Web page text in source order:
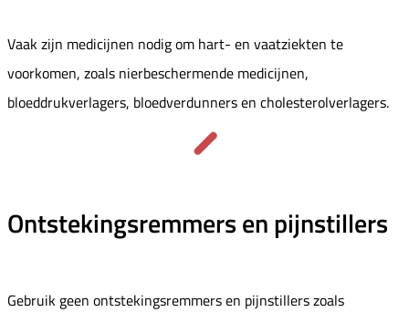
Vaak zijn medicijnen nodig om hart- en vaatziekten te
voorkomen, zoals nierbeschermende medicijnen,
bloeddrukverlagers, bloedverdunners en cholesterolverlagers.
Ontstekingsremmers en pijnstillers
Gebruik geen ontstekingsremmers en pijnstillers zoals